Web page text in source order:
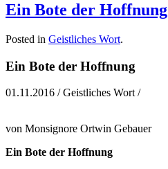
Ein Bote der Hoffnung
Posted in Geistliches Wort.
Ein Bote der Hoffnung
01.11.2016 / Geistliches Wort /
von Monsignore Ortwin Gebauer
Ein Bote der Hoffnung